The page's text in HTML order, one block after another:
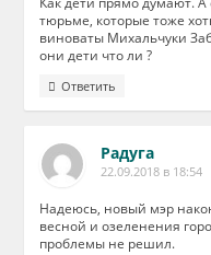
тюрьме, которые тоже
виноваты Михальчуки
они дети что ли ?
Ответить
Радуга
22.09.2018 в 18:54
Надеюсь, новый мэр
весной и озеленения
проблемы не решил.